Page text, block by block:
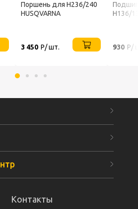
Поршень для H236/240
HUSQVARNA
3 450 Р/ шт.
H136/
930 Р/
Контакты